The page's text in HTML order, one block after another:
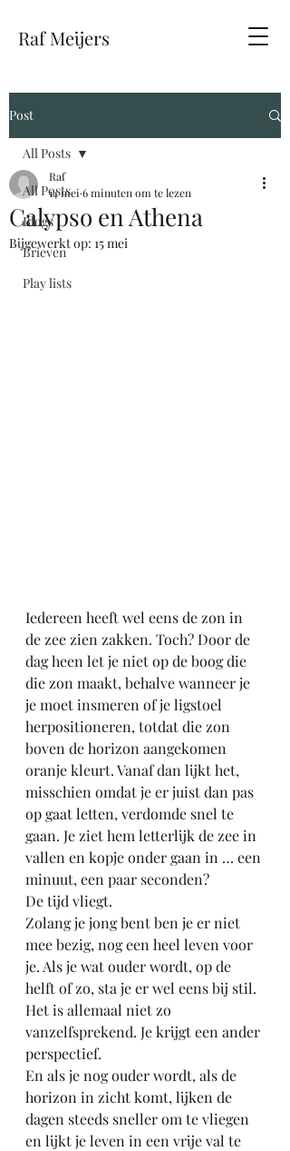
Raf Meijers
Post
All Posts
Blogs
Brieven
Play lists
All Posts
Calypso en Athena
Raf
14 mei 6 minuten om te lezen
Bijgewerkt op: 15 mei
Iedereen heeft wel eens de zon in
de zee zien zakken. Toch? Door de
dag heen let je niet op de boog die
die zon maakt, behalve wanneer je
je moet insmeren of je ligstoel
herpositioneren, totdat die zon
boven de horizon aangekomen
oranje kleurt. Vanaf dan lijkt het,
misschien omdat je er juist dan pas
op gaat letten, verdomde snel te
gaan. Je ziet hem letterlijk de zee in
vallen en kopje onder gaan in … een
minuut, een paar seconden?
De tijd vliegt.
Zolang je jong bent ben je er niet
mee bezig, nog een heel leven voor
je. Als je wat ouder wordt, op de
helft of zo, sta je er wel eens bij stil.
Het is allemaal niet zo
vanzelfsprekend. Je krijgt een ander
perspectief.
En als je nog ouder wordt, als de
horizon in zicht komt, lijken de
dagen steeds sneller om te vliegen
en lijkt je leven in een vrije val te